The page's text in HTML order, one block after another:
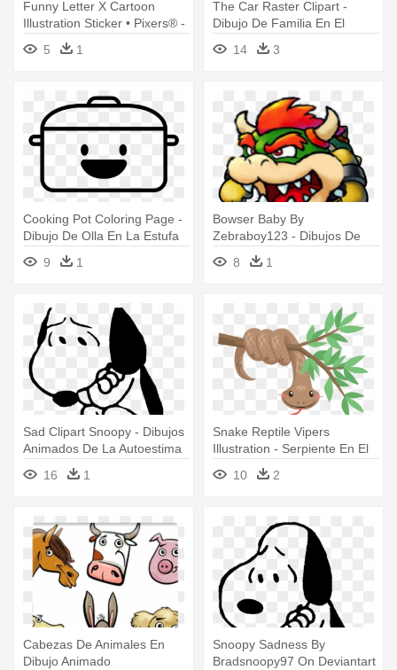
Funny Letter X Cartoon
Illustration Sticker • Pixers® -
Dibujo De La Letra A
Animados
5 1
The Car Raster Clipart -
Dibujo De Familia En El
14 3
Cooking Pot Coloring Page -
Dibujo De Olla En La Estufa
Para Colorear
9 1
Bowser Baby By
Zebraboy123 - Dibujos De
Mario Y Luigi Compañeros
En El Tiempo
8 1
Sad Clipart Snoopy - Dibujos
Animados De La Autoestima
16
1
Snake Reptile Vipers
Illustration - Serpiente En El
Arbol Dibujo Animado
10 2
Cabezas De Animales En
Dibujo Animado
Snoopy Sadness By
Bradsnoopy97 On Deviantart